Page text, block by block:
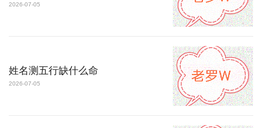
2026-07-05
姓名测五行缺什么命
2026-07-05